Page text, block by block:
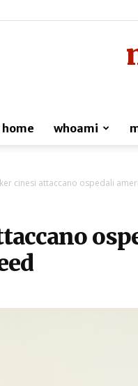
home whoami
cinesi attaccano ospedali